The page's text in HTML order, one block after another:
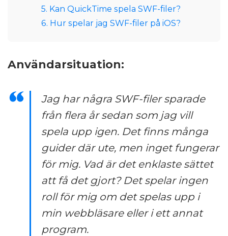
5. Kan QuickTime spela SWF-filer?
6. Hur spelar jag SWF-filer på iOS?
Användarsituation:
Jag har några SWF-filer sparade
från flera år sedan som jag vill
spela upp igen. Det finns många
guider där ute, men inget fungerar
för mig. Vad är det enklaste sättet
att få det gjort? Det spelar ingen
roll för mig om det spelas upp i
min webbläsare eller i ett annat
program.